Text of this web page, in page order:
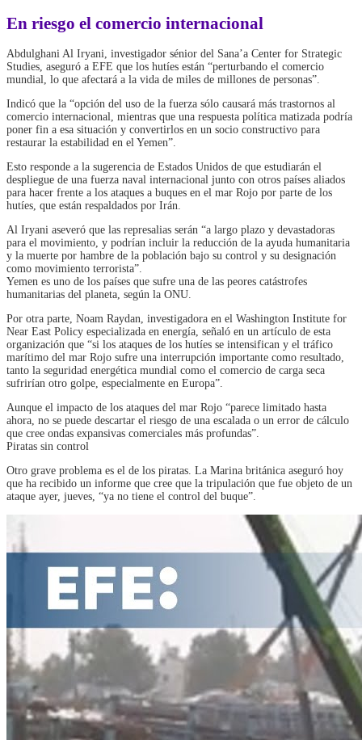
En riesgo el comercio internacional
Abdulghani Al Iryani, investigador sénior del Sana’a Center for Strategic
Studies, aseguró a EFE que los hutíes están “perturbando el comercio
mundial, lo que afectará a la vida de miles de millones de personas”.
Indicó que la “opción del uso de la fuerza sólo causará más trastornos al
comercio internacional, mientras que una respuesta política matizada podría
poner fin a esa situación y convertirlos en un socio constructivo para
restaurar la estabilidad en el Yemen”.
Esto responde a la sugerencia de Estados Unidos de que estudiarán el
despliegue de una fuerza naval internacional junto con otros países aliados
para hacer frente a los ataques a buques en el mar Rojo por parte de los
hutíes, que están respaldados por Irán.
Al Iryani aseveró que las represalias serán “a largo plazo y devastadoras
para el movimiento, y podrían incluir la reducción de la ayuda humanitaria
y la muerte por hambre de la población bajo su control y su designación
como movimiento terrorista”.
Yemen es uno de los países que sufre una de las peores catástrofes
humanitarias del planeta, según la ONU.
Por otra parte, Noam Raydan, investigadora en el Washington Institute for
Near East Policy especializada en energía, señaló en un artículo de esta
organización que “si los ataques de los hutíes se intensifican y el tráfico
marítimo del mar Rojo sufre una interrupción importante como resultado,
tanto la seguridad energética mundial como el comercio de carga seca
sufrirían otro golpe, especialmente en Europa”.
Aunque el impacto de los ataques del mar Rojo “parece limitado hasta
ahora, no se puede descartar el riesgo de una escalada o un error de cálculo
que cree ondas expansivas comerciales más profundas”.
Piratas sin control
Otro grave problema es el de los piratas. La Marina británica aseguró hoy
que ha recibido un informe que cree que la tripulación que fue objeto de un
ataque ayer, jueves, “ya no tiene el control del buque”.